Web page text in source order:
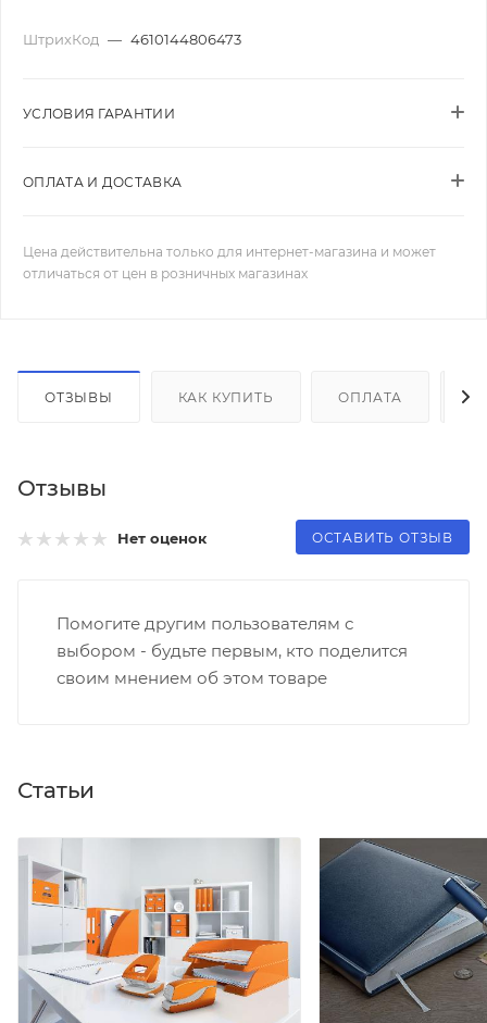
ШтрихКод — 4610144806473
УСЛОВИЯ ГАРАНТИИ
ОПЛАТА И ДОСТАВКА
Цена действительна только для интернет-магазина и может
отличаться от цен в розничных магазинах
ОТЗЫВЫ КАК КУПИТЬ ОПЛАТА
Отзывы
Нет оценок ОСТАВИТЬ ОТЗЫВ
Помогите другим пользователям с
выбором - будьте первым, кто поделится
своим мнением об этом товаре
Статьи